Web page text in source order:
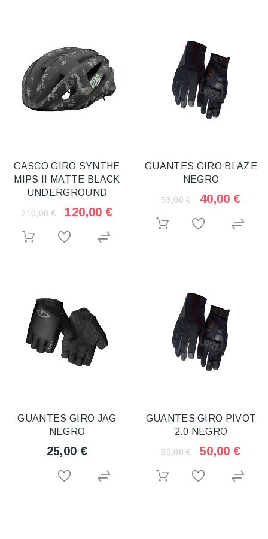
CASCO GIRO SYNTHE
MIPS II MATTE BLACK
UNDERGROUND
210,00 € 120,00 €
GUANTES GIRO BLAZE
NEGRO
53,00 € 40,00 €
GUANTES GIRO JAG
NEGRO
25,00 €
GUANTES GIRO PIVOT
2.0 NEGRO
80,00 € 50,00 €